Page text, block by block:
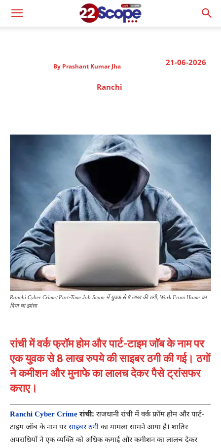
21-06-2026
By Prashant Kumar Jha
Ranchi
Ranchi Cyber Crime: Part-Time Job Scam में युवक से 8 लाख की ठगी, Work From Home का
दिया था झांसा
रांची में वर्क फ्रॉम होम और पार्ट-टाइम जॉब के नाम पर
एक युवक से 8 लाख रुपये की साइबर ठगी की गई। ठगों
ने कमीशन और मुनाफे का लालच देकर पैसे ट्रांसफर
कराए।
Ranchi Cyber Crime रांची: राजधानी रांची में वर्क फ्रॉम होम और पार्ट-
टाइम जॉब के नाम परसाइबर ठगीका मामला सामने आया है। शातिर
अपराधियों ने एक व्यक्ति को अधिक कमाई और कमीशन का लालच देकर